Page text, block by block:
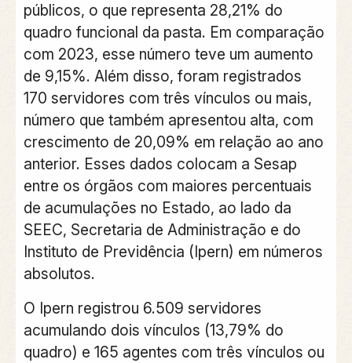
públicos, o que representa 28,21% do
quadro funcional da pasta. Em comparação
com 2023, esse número teve um aumento
de 9,15%. Além disso, foram registrados
170 servidores com três vínculos ou mais,
número que também apresentou alta, com
crescimento de 20,09% em relação ao ano
anterior. Esses dados colocam a Sesap
entre os órgãos com maiores percentuais
de acumulações no Estado, ao lado da
SEEC, Secretaria de Administração e do
Instituto de Previdência (Ipern) em números
absolutos.
O Ipern registrou 6.509 servidores
acumulando dois vínculos (13,79% do
quadro) e 165 agentes com três vínculos ou